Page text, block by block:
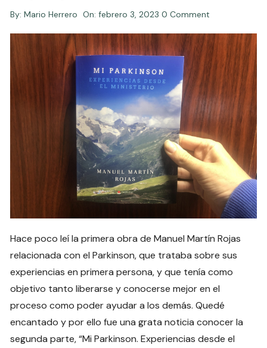
By: Mario Herrero On:febrero 3, 2023 0 Comment
Hace poco leí la primera obra de Manuel Martín Rojas
relacionada con el Parkinson, que trataba sobre sus
experiencias en primera persona, y que tenía como
objetivo tanto liberarse y conocerse mejor en el
proceso como poder ayudar a los demás. Quedé
encantado y por ello fue una grata noticia conocer la
segunda parte, “Mi Parkinson. Experiencias desde el